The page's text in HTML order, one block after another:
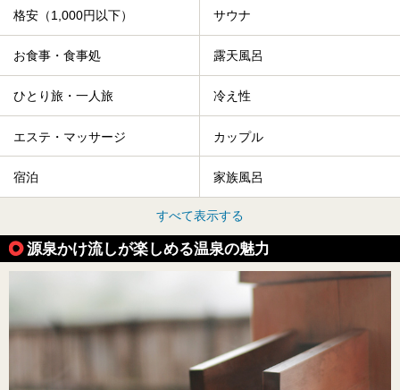
格安（1,000円以下） サウナ
お食事・食事処 露天風呂
ひとり旅・一人旅 冷え性
エステ・マッサージ カップル
宿泊 家族風呂
すべて表示する
源泉かけ流しが楽しめる温泉の魅力